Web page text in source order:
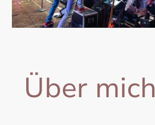
Über mich